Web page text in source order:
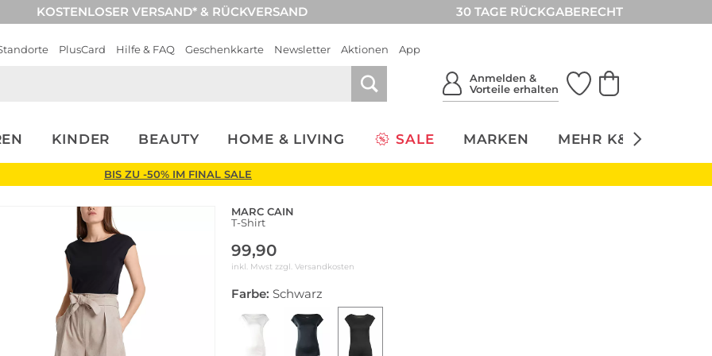
KOSTENLOSER VERSAND* & RÜCKVERSAND 30 TAGE RÜCKGABERECHT
PlusCard Hilfe & FAQ Geschenkkarte Newsletter Aktionen App
Anmelden &
Vorteile erhalten
KINDER BEAUTY HOME & LIVING SALE MARKEN MEHR K&Ö
BIS ZU -50% IM FINAL SALE
MARC CAIN
T-Shirt
99,90
inkl. Mwst zzgl. Versandkosten
Farbe: Schwarz